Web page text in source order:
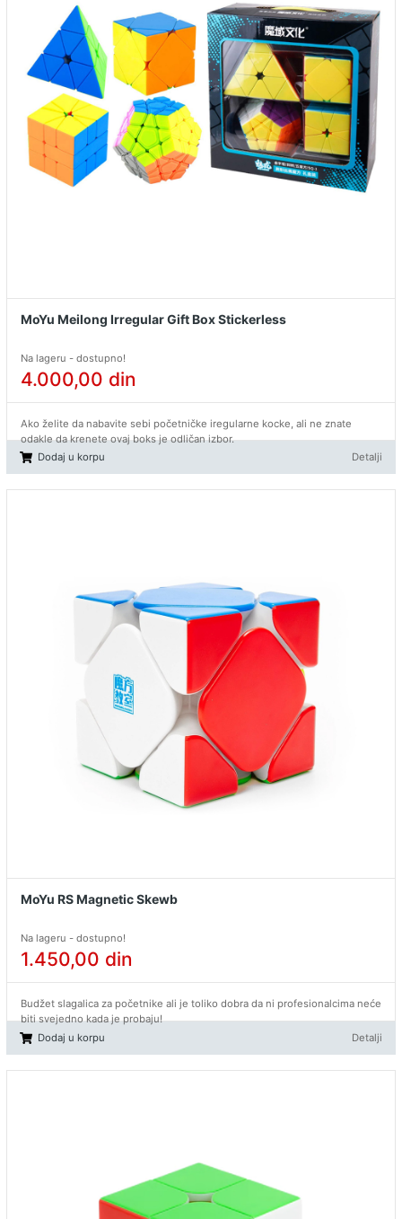
MoYu Meilong Irregular Gift Box Stickerless
Na lageru - dostupno!
4.000,00 din
Ako želite da nabavite sebi početničke iregularne kocke, ali ne znate
odakle da krenete ovaj boks je odličan izbor.
Dodaj u korpu
Detalji
MoYu RS Magnetic Skewb
Na lageru - dostupno!
1.450,00 din
Budžet slagalica za početnike ali je toliko dobra da ni profesionalcima neće
biti svejedno kada je probaju!
Dodaj u korpu
Detalji